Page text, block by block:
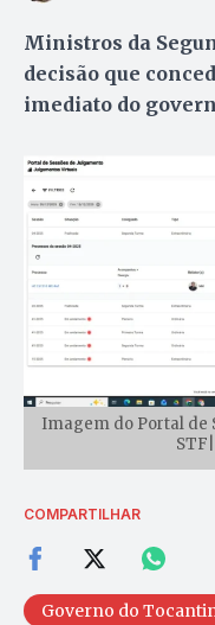
Ministros da
decisão que
imediato do
Imagem do Portal de
COMPARTILHAR
Governo do